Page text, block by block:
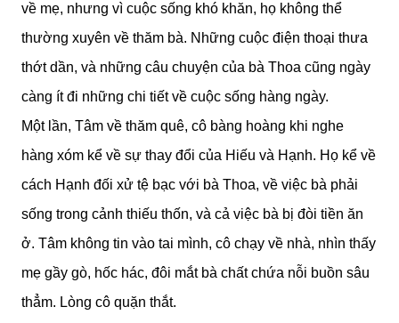
về mẹ, nhưng vì cuộc sống khó khăn, họ không thể
thường xuyên về thăm bà. Những cuộc điện thoại thưa
thớt dần, và những câu chuyện của bà Thoa cũng ngày
càng ít đi những chi tiết về cuộc sống hàng ngày.
Một lần, Tâm về thăm quê, cô bàng hoàng khi nghe
hàng xóm kể về sự thay đổi của Hiếu và Hạnh. Họ kể về
cách Hạnh đối xử tệ bạc với bà Thoa, về việc bà phải
sống trong cảnh thiếu thốn, và cả việc bà bị đòi tiền ăn
ở. Tâm không tin vào tai mình, cô chạy về nhà, nhìn thấy
mẹ gầy gò, hốc hác, đôi mắt bà chất chứa nỗi buồn sâu
thẳm. Lòng cô quặn thắt.